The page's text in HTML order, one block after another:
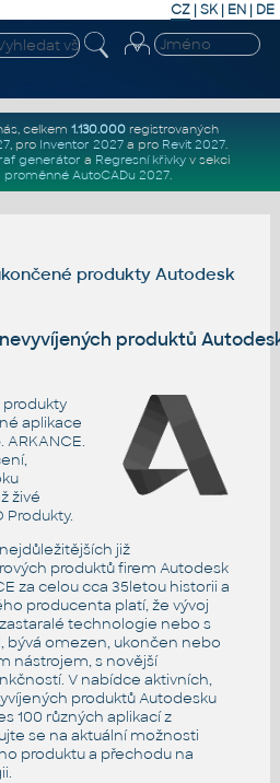
CZ | SK| EN | DE
celkem 1.130.000registrovaných
, pro Inventor 2027a pro Revit 2027.
generátor a Regresní křivkyv sekci
proměnné AutoCADu 2027.
produkty Autodesk
produktů
aplikace
ARKANCE.
živé
Produkty.
již
produktů firem Autodesk
za celou cca 35letou historii a
producenta platí, že vývoj
technologie nebo s
bývá omezen, ukončen nebo
nástrojem, s novější
V nabídce aktivních,
produktů Autodesku
100 různých aplikací z
se na aktuální možnosti
produktu a přechodu na